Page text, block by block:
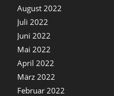
August 2022
Juli 2022
Juni 2022
Mai 2022
April 2022
März 2022
Februar 2022